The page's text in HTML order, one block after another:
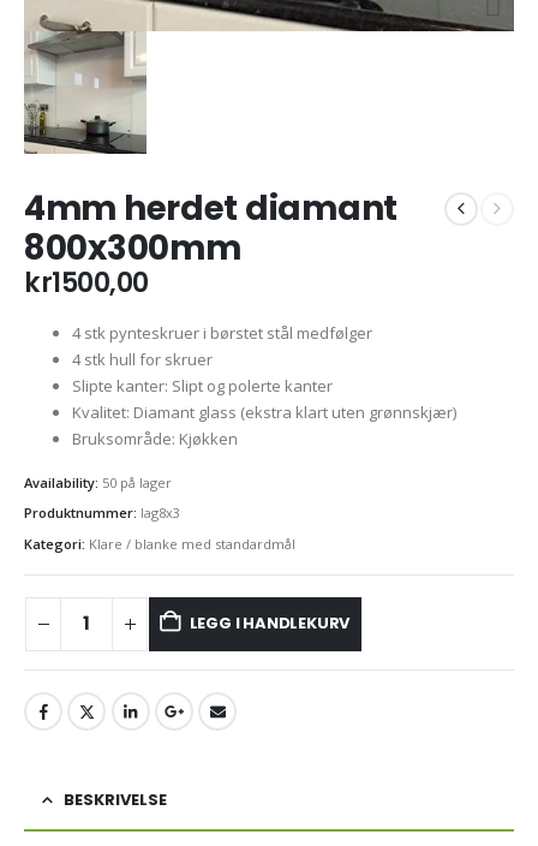
4mm herdet diamant
800x300mm
kr1500,00
4 stk pynteskruer i børstet stål medfølger
4 stk hull for skruer
Slipte kanter: Slipt og polerte kanter
Kvalitet: Diamant glass (ekstra klart uten grønnskjær)
Bruksområde: Kjøkken
Availability: 50 på lager
Produktnummer: lag8x3
Kategori: Klare / blanke med standardmål
LEGG I HANDLEKURV
BESKRIVELSE